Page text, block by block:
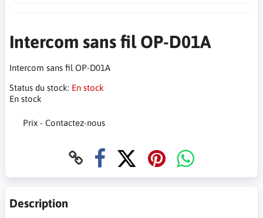
Intercom sans fil OP-D01A
Intercom sans fil OP-D01A
Status du stock: En stock
En stock
Prix - Contactez-nous
Description